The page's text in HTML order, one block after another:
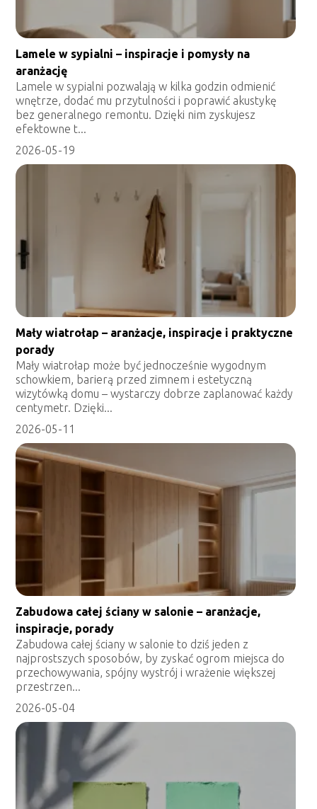
Lamele w sypialni – inspiracje i pomysły na
aranżację
Lamele w sypialni pozwalają w kilka godzin odmienić
wnętrze, dodać mu przytulności i poprawić akustykę
bez generalnego remontu. Dzięki nim zyskujesz
efektowne t...
2026-05-19
Mały wiatrołap – aranżacje, inspiracje i praktyczne
porady
Mały wiatrołap może być jednocześnie wygodnym
schowkiem, barierą przed zimnem i estetyczną
wizytówką domu – wystarczy dobrze zaplanować każdy
centymetr. Dzięki...
2026-05-11
Zabudowa całej ściany w salonie – aranżacje,
inspiracje, porady
Zabudowa całej ściany w salonie to dziś jeden z
najprostszych sposobów, by zyskać ogrom miejsca do
przechowywania, spójny wystrój i wrażenie większej
przestrzen...
2026-05-04